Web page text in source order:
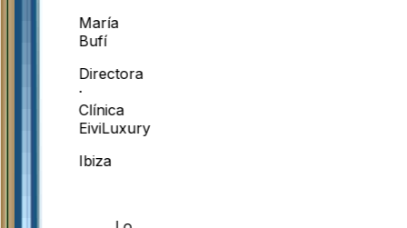
María
Bufí
Directora
·
Clínica
EiviLuxury
Ibiza